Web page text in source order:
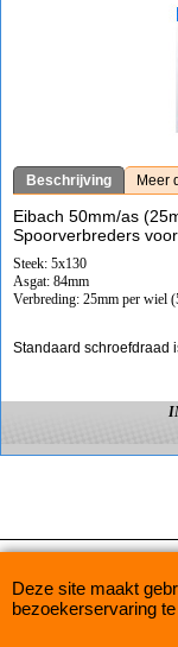
Beschrijving Meer
Eibach 50mm/as
Spoorverbreders
Steek: 5x130
Asgat: 84mm
Verbreding: 25mm per wiel
Standaard schroefdraad
Deze site maakt
bezoekerservaring